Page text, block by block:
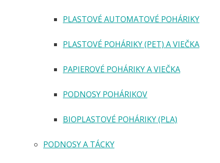
PLASTOVÉ AUTOMATOVÉ POHÁRIKY
PLASTOVÉ POHÁRIKY (PET) A VIEČKA
PAPIEROVÉ POHÁRIKY A VIEČKA
PODNOSY POHÁRIKOV
BIOPLASTOVÉ POHÁRIKY (PLA)
PODNOSY A TÁCKY